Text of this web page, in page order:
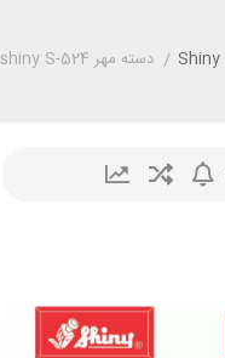
/ دسته مهر shiny S-524